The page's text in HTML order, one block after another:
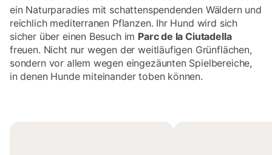
ein Naturparadies mit schattenspendenden Wäldern und
reichlich mediterranen Pflanzen. Ihr Hund wird sich
sicher über einen Besuch im Parc de la Ciutadella
freuen. Nicht nur wegen der weitläufigen Grünflächen,
sondern vor allem wegen eingezäunten Spielbereiche,
in denen Hunde miteinander toben können.